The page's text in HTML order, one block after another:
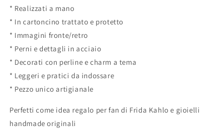
* Realizzati a mano
* In cartoncino trattato e protetto
* Immagini fronte/retro
* Perni e dettagli in acciaio
* Decorati con perline e charm a tema
* Leggeri e pratici da indossare
* Pezzo unico artigianale
Perfetti come idea regalo per fan di Frida Kahlo e gioielli
handmade originali